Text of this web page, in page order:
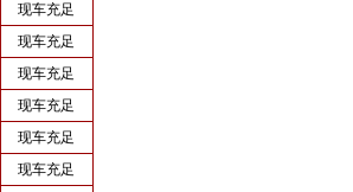
现车充足
现车充足
现车充足
现车充足
现车充足
现车充足